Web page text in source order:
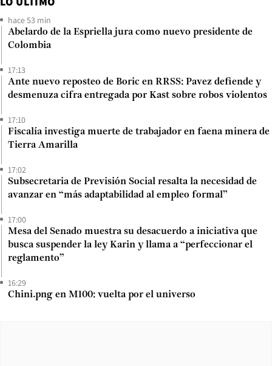
hace 53 min
Abelardo de la Espriella jura como nuevo presidente de
Colombia
17:13
Ante nuevo reposteo de Boric en RRSS: Pavez defiende y
desmenuza cifra entregada por Kast sobre robos violentos
17:10
Fiscalía investiga muerte de trabajador en faena minera de
Tierra Amarilla
17:02
Subsecretaria de Previsión Social resalta la necesidad de
avanzar en “más adaptabilidad al empleo formal”
17:00
Mesa del Senado muestra su desacuerdo a iniciativa que
busca suspender la ley Karin y llama a “perfeccionar el
reglamento”
16:29
Chini.png en M100: vuelta por el universo